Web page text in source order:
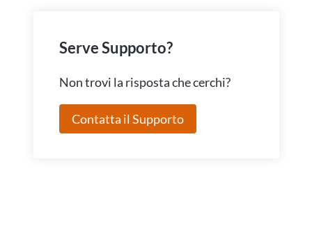
Serve Supporto?
Non trovi la risposta che cerchi?
Contatta il Supporto